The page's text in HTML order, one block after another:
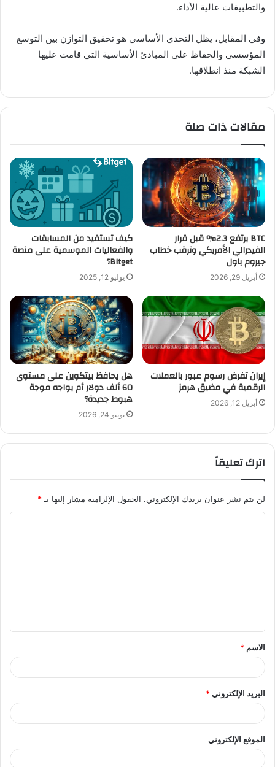
والتطبيقات عالية الأداء.
وفي المقابل، يظل التحدي الأساسي هو تحقيق التوازن بين التوسع
المؤسسي والحفاظ على المبادئ الأساسية التي قامت عليها
الشبكة منذ انطلاقها.
مقالات ذات صلة
BTC يرتفع 2.3% قبل قرار
الفيدرالي الأمريكي وترقب خطاب
جيروم باول
أبريل 29, 2026
كيف تستفيد من المسابقات
والفعاليات الموسمية على منصة
Bitget؟
يوليو 12, 2025
إيران تفرض رسوم عبور بالعملات
الرقمية في مضيق هرمز
أبريل 12, 2026
هل يحافظ بيتكوين على مستوى
60 ألف دولار أم يواجه موجة
هبوط جديدة؟
يونيو 24, 2026
اترك تعليقاً
لن يتم نشر عنوان بريدك الإلكتروني. الحقول الإلزامية مشار إليها بـ*
ق
*
الاسم *
البريد الإلكتروني*
الموقع الإلكتروني